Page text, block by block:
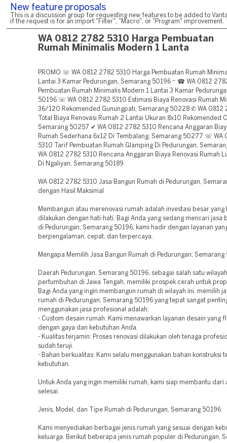
New feature proposals
This is a discussion group for requesting new features to be added to
if the request is for an import "Filter", "Macro", or "Program" improvement.
WA 0812 2782 5310 Harga Pembuatan
Rumah Minimalis Modern 1 Lanta
PROMO ☏ WA 0812 2782 5310 Harga Pembuatan Rumah
Lantai 3 Kamar Pedurungan, Semarang 50196 ~ ☎ WA 0812
Pembuatan Rumah Minimalis Modern 1 Lantai 3 Kamar
50196 ☏ WA 0812 2782 5310 Estimasi Biaya Renovasi Rumah
36/120 Rekomended Gunungpati, Semarang 50228 ✆ WA 0812
Total Biaya Renovasi Rumah 2 Lantai Ukuran 8x10 Rekomended
Semarang 50257 ✔ WA 0812 2782 5310 Rencana Anggaran
Rumah Sederhana 6x12 Di Tembalang, Semarang 50277 ☏ WA
5310 Tarif Pembuatan Rumah Glamping Di Pedurungan,
WA 0812 2782 5310 Rencana Anggaran Biaya Renovasi Rumah
Di Ngaliyan, Semarang 50189
WA 0812 2782 5310 Jasa Bangun Rumah di Pedurungan,
dengan Hasil Maksimal
Membangun atau merenovasi rumah adalah investasi besar yang
dilakukan dengan hati-hati. Bagi Anda yang sedang mencari jasa
di Pedurungan, Semarang 50196, kami hadir dengan layanan
berpengalaman, cepat, dan terpercaya.
Mengapa Memilih Jasa Bangun Rumah di Pedurungan, Semarang
Daerah Pedurungan, Semarang 50196, sebagai salah satu wilayah
pertumbuhan di Jawa Tengah, memiliki prospek cerah untuk
Bagi Anda yang ingin membangun rumah di wilayah ini, memilih
rumah di Pedurungan, Semarang 50196 yang tepat sangat
menggunakan jasa profesional adalah:
- Custom desain rumah: Kami menawarkan layanan desain yang
dengan gaya dan kebutuhan Anda.
- Kualitas terjamin: Proses renovasi dilakukan oleh tenaga
sudah teruji.
- Bahan berkualitas: Kami selalu menggunakan bahan konstruksi
kebutuhan.
Untuk Anda yang ingin memiliki rumah, kami siap membantu dari
selesai.
Jenis, Model, dan Tipe Rumah di Pedurungan, Semarang 50196
Kami menyediakan berbagai jenis rumah yang sesuai dengan
keluarga. Berikut beberapa jenis rumah populer di Pedurungan,